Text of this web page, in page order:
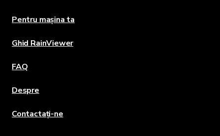
Pentru mașina ta
Ghid RainViewer
FAQ
Despre
Contactați-ne